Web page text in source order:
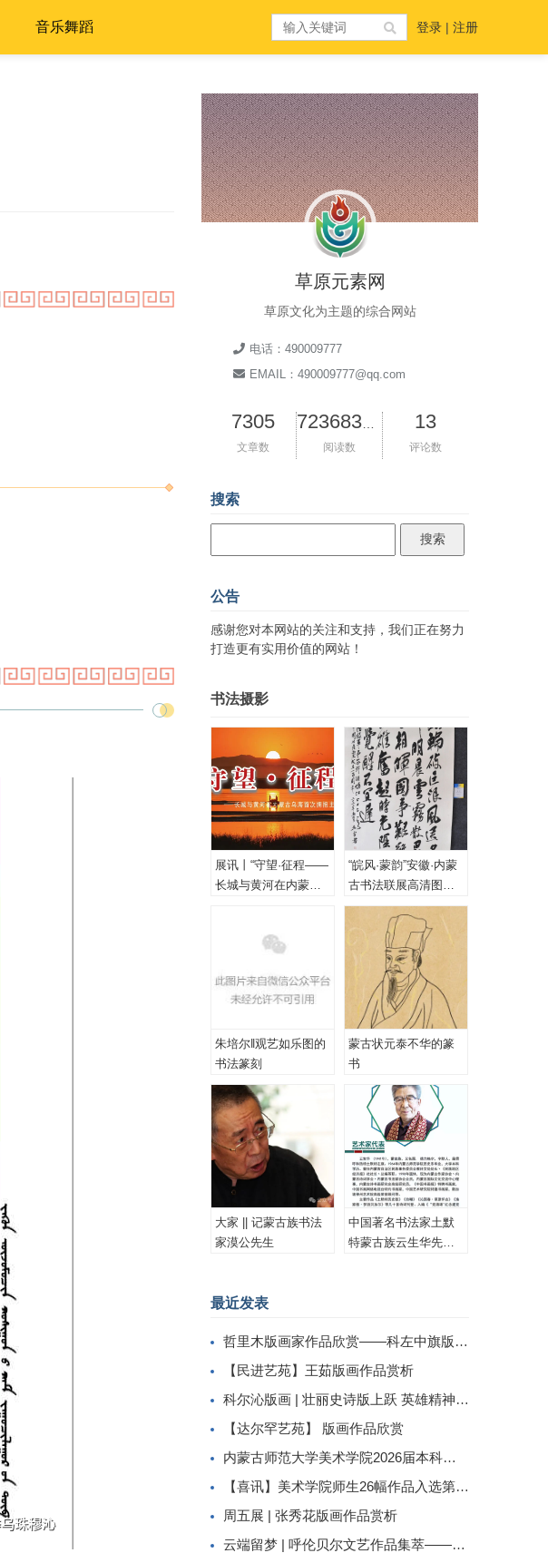
音乐舞蹈 登录 | 注册
草原元素网
草原文化为主题的综合网站
电话：490009777
EMAIL：490009777@qq.com
7305
文章数 阅读数
13
评论数
搜索
公告
感谢您对本网站的关注和支持，我们正在努力
打造更有实用价值的网站！
书法摄影
展讯丨“守望·征程——
长城与黄河在内蒙古
“皖风·蒙韵”安徽·内蒙
古书法联展高清图
（一、特邀作品）
朱培尔‖观艺如乐图的
书法篆刻
蒙古状元泰不华的篆
书
大家 || 记蒙古族书法
家漠公先生
中国著名书法家土默
特蒙古族云生华先生
最近发表
哲里木版画家作品欣赏——科左中旗版画家李忠斌作品赏析
【民进艺苑】王茹版画作品赏析
科尔沁版画 | 壮丽史诗版上跃 英雄精神画中传
【达尔罕艺苑】 版画作品欣赏
内蒙古师范大学美术学院2026届本科生毕业作品展美术学专业（版画方向）
【喜讯】美术学院师生26幅作品入选第二届内蒙古自治区小版画暨藏书票展
周五展 | 张秀花版画作品赏析
云端留梦 | 呼伦贝尔文艺作品集萃——姜识民版画选登